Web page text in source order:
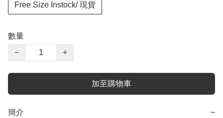
Free Size Instock/ 現貨
數量
−
+
加至購物車
簡介 −